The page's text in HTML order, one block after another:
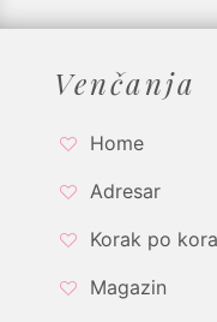
Venčanja
Home
Adresar
Korak po
Magazin